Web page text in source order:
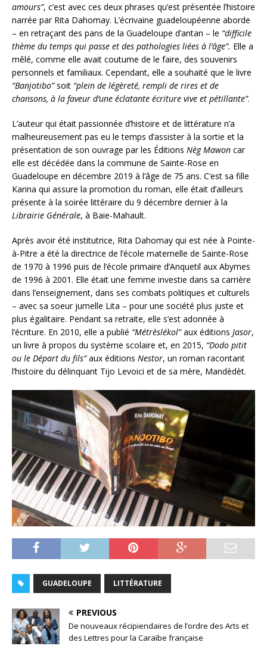
amours”, c’est avec ces deux phrases qu’est présentée l’histoire
narrée par Rita Dahomay. L’écrivaine guadeloupéenne aborde
– en retraçant des pans de la Guadeloupe d’antan – le “difficile
thème du temps qui passe et des pathologies liées à l’âge”. Elle a
mêlé, comme elle avait coutume de le faire, des souvenirs
personnels et familiaux. Cependant, elle a souhaité que le livre
“Banjotibo”soit “plein de légèreté, rempli de rires et de
chansons, à la faveur d’une éclatante écriture vive et pétillante”.
L’auteur qui était passionnée d’histoire et de littérature n’a
malheureusement pas eu le temps d’assister à la sortie et la
présentation de son ouvrage par les Éditions Nèg Mawon car
elle est décédée dans la commune de Sainte-Rose en
Guadeloupe en décembre 2019 à l’âge de 75 ans. C’est sa fille
Karina qui assure la promotion du roman, elle était d’ailleurs
présente à la soirée littéraire du 9 décembre dernier à la
Librairie Générale, à Baie-Mahault.
Après avoir été institutrice, Rita Dahomay qui est née à Pointe-
à-Pitre a été la directrice de l’école maternelle de Sainte-Rose
de 1970 à 1996 puis de l’école primaire d’Anquetil aux Abymes
de 1996 à 2001. Elle était une femme investie dans sa carrière
dans l’enseignement, dans ses combats politiques et culturels
– avec sa soeur jumelle Lita – pour une société plus juste et
plus égalitaire. Pendant sa retraite, elle s’est adonnée à
l’écriture. En 2010, elle a publié “Métrèslékol”aux éditions Jasor,
un livre à propos du système scolaire et, en 2015, “Dodo pitit
ou le Départ du fils”aux éditions Nestor, un roman racontant
l’histoire du délinquant Tijo Levoici et de sa mère, Mandèdèt.
GUADELOUPE LITTÉRATURE
PREVIOUS
De nouveaux récipiendaires de l’ordre des Arts et
des Lettres pour la Caraïbe française